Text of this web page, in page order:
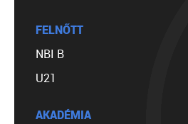
FELNŐTT
NBI B
U21
AKADÉMIA